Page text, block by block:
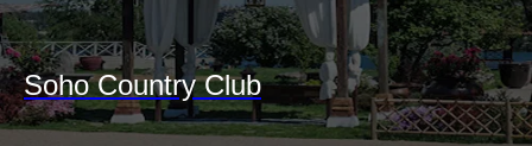
Soho Country Club